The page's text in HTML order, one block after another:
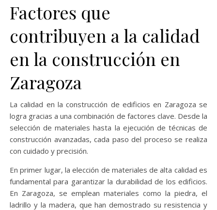
Factores que
contribuyen a la calidad
en la construcción en
Zaragoza
La calidad en la construcción de edificios en Zaragoza se
logra gracias a una combinación de factores clave. Desde la
selección de materiales hasta la ejecución de técnicas de
construcción avanzadas, cada paso del proceso se realiza
con cuidado y precisión.
En primer lugar, la elección de materiales de alta calidad es
fundamental para garantizar la durabilidad de los edificios.
En Zaragoza, se emplean materiales como la piedra, el
ladrillo y la madera, que han demostrado su resistencia y